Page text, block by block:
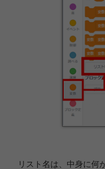
リスト名は、中身に何